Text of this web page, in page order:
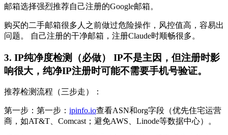
邮箱选择强烈推荐自己注册的Google邮箱。
购买的二手邮箱很多人之前做过危险操作，风控值高，容易出
问题。 自己注册的干净邮箱，注册Claude时顺畅很多。
3. IP纯净度检测（必做） IP不是主因，但注册时影
响很大，纯净IP注册时可能不需要手机号验证。
推荐检测流程（三步走）：
第一步：第一步： ipinfo.io查看ASN和org字段（优先住宅运营
商，如AT&T、Comcast；避免AWS、Linode等数据中心）。